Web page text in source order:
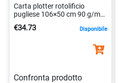
Carta plotter rotolificio
pugliese 106×50 cm 90 g/mq
8051414268823
€34.73 Disponibile
Confronta prodotto